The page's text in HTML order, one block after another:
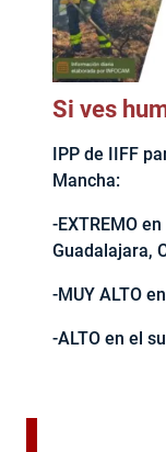
Si ves
IPP de IIFF
Mancha:
-EXTREMO
Guadalajara,
-MUY ALTO
-ALTO en el